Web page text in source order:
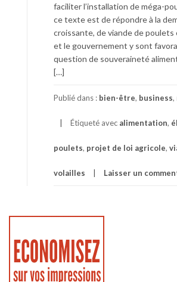
faciliter l’installation de méga-
ce texte est de répondre à la
croissante, de viande de poulets
et le gouvernement y sont
question de souveraineté
[…]
Publié dans : bien-être, business,
Étiqueté avec alimentation,
poulets, projet de loi agricole,
volailles Laisser un